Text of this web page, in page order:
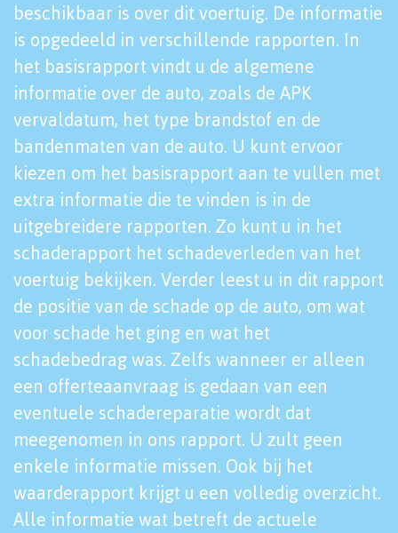
beschikbaar is over dit voertuig. De informatie
is opgedeeld in verschillende rapporten. In
het basisrapport vindt u de algemene
informatie over de auto, zoals de APK
vervaldatum, het type brandstof en de
bandenmaten van de auto. U kunt ervoor
kiezen om het basisrapport aan te vullen met
extra informatie die te vinden is in de
uitgebreidere rapporten. Zo kunt u in het
schaderapport het schadeverleden van het
voertuig bekijken. Verder leest u in dit rapport
de positie van de schade op de auto, om wat
voor schade het ging en wat het
schadebedrag was. Zelfs wanneer er alleen
een offerteaanvraag is gedaan van een
eventuele schadereparatie wordt dat
meegenomen in ons rapport. U zult geen
enkele informatie missen. Ook bij het
waarderapport krijgt u een volledig overzicht.
Alle informatie wat betreft de actuele